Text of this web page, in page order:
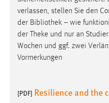
verlassen, stellen Sie den
der Bibliothek – wie
der Theke und nur an
Wochen und ggf. zwei
Vormerkungen
[PDF] Resilience and the